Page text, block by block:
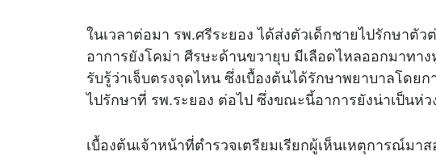
ในเวลาต่อมา รพ.ศรีระยอง ได้ส่งตัวเด็กชายไปรักษาตั
อาการยังโคม่า ศีรษะด้านขวายุบ มีเลือดไหลออกมาทา
รับรู้ว่าเจ็บตรงจุดไหน ซึ่งเบื้องต้นได้รักษาพยาบาลโดย
ไปรักษาที่ รพ.ระยอง ต่อไป ซึ่งขณะนี้อาการยังน่าเป็นห่ว
เบื้องต้นเจ้าหน้าที่ตำรวจเตรียมเรียกผู้เห็นเหตุการณ์มา